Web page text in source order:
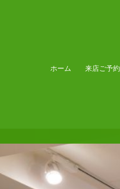
ホーム 来店ご予約